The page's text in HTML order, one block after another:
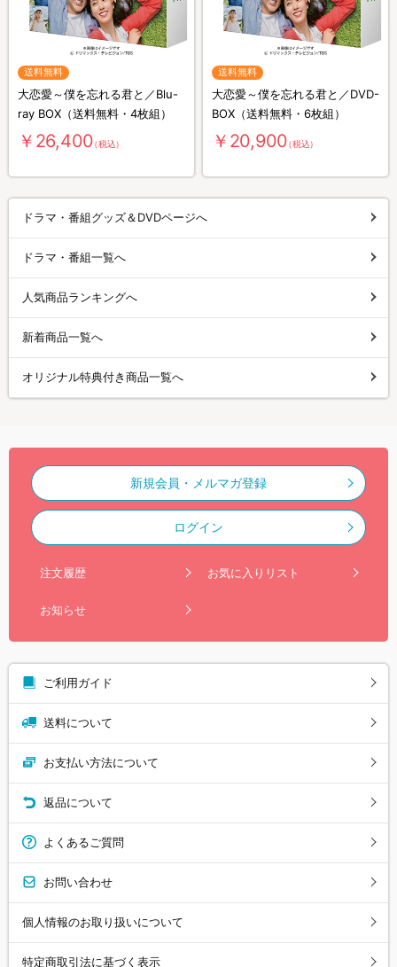
送料無料
大恋愛～僕を忘れる君と／Blu-
ray BOX（送料無料・4枚組）
￥26,400（税込）
送料無料
大恋愛～僕を忘れる君と／DVD-
BOX（送料無料・6枚組）
￥20,900（税込）
ドラマ・番組グッズ＆DVDページへ
ドラマ・番組一覧へ
人気商品ランキングへ
新着商品一覧へ
オリジナル特典付き商品一覧へ
新規会員・メルマガ登録
ログイン
注文履歴 お気に入りリスト
お知らせ
ご利用ガイド
送料について
お支払い方法について
返品について
よくあるご質問
お問い合わせ
個人情報のお取り扱いについて
特定商取引法に基づく表示